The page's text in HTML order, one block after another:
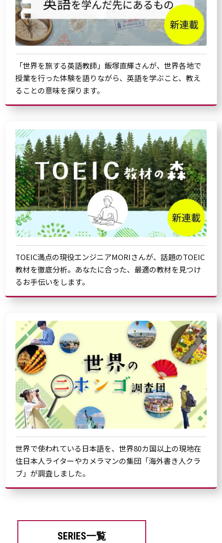
「世界を旅する英語教師」飯塚直輝さんが、世界各地で
授業を行った体験を語りながら、英語を学ぶこと、教え
ることの意味を探ります。
TOEIC満点の現役エンジニアMORIさんが、話題のTOEIC
教材を徹底分析。あなたに合った、最適の教材を見つけ
るお手伝いをします。
世界で使われている日本語を、世界80カ国以上の現地在
住日本人ライターやカメラマンの集団「海外書き人クラ
ブ」が調査しました。
SERIES一覧